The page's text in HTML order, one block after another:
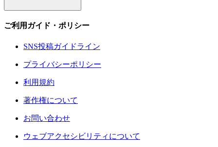
ご利用ガイド・ポリシー
SNS投稿ガイドライン
プライバシーポリシー
利用規約
著作権について
お問い合わせ
ウェブアクセシビリティについて